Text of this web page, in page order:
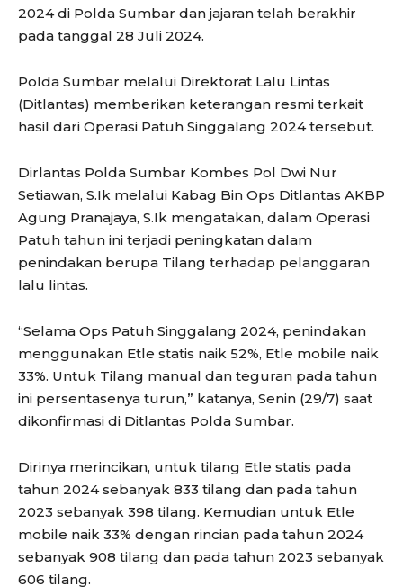
2024 di Polda Sumbar dan jajaran telah berakhir
pada tanggal 28 Juli 2024.
Polda Sumbar melalui Direktorat Lalu Lintas
(Ditlantas) memberikan keterangan resmi terkait
hasil dari Operasi Patuh Singgalang 2024 tersebut.
Dirlantas Polda Sumbar Kombes Pol Dwi Nur
Setiawan, S.Ik melalui Kabag Bin Ops Ditlantas AKBP
Agung Pranajaya, S.Ik mengatakan, dalam Operasi
Patuh tahun ini terjadi peningkatan dalam
penindakan berupa Tilang terhadap pelanggaran
lalu lintas.
“Selama Ops Patuh Singgalang 2024, penindakan
menggunakan Etle statis naik 52%, Etle mobile naik
33%. Untuk Tilang manual dan teguran pada tahun
ini persentasenya turun,” katanya, Senin (29/7) saat
dikonfirmasi di Ditlantas Polda Sumbar.
Dirinya merincikan, untuk tilang Etle statis pada
tahun 2024 sebanyak 833 tilang dan pada tahun
2023 sebanyak 398 tilang. Kemudian untuk Etle
mobile naik 33% dengan rincian pada tahun 2024
sebanyak 908 tilang dan pada tahun 2023 sebanyak
606 tilang.